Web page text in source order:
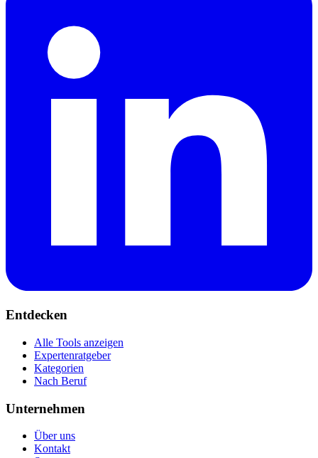
Entdecken
Alle Tools anzeigen
Expertenratgeber
Kategorien
Nach Beruf
Unternehmen
Über uns
Kontakt